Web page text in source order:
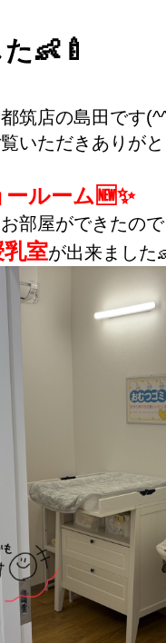
👶🍼
筑店の島田です
いただきありが
ールーム🆕✨
部屋ができたの
乳室が出来ました